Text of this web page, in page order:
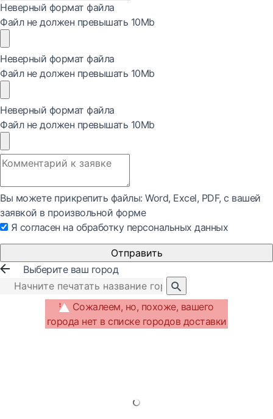
Неверный формат файла
Файл не должен превышать 10Mb
Неверный формат файла
Файл не должен превышать 10Mb
Неверный формат файла
Файл не должен превышать 10Mb
Вы можете прикрепить файлы: Word, Exсel, PDF, с вашей
заявкой в произвольной форме
Я согласен на обработку персональных данных
Отправить
Выберите ваш город
Сожалеем, но, похоже, вашего
города нет в списке городов доставки